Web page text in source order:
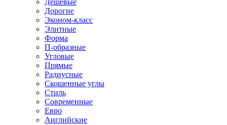
Дешевые
Дорогие
Эконом-класс
Элитные
Форма
П-образные
Угловые
Прямые
Радиусные
Скошенные углы
Стиль
Современные
Евро
Английские